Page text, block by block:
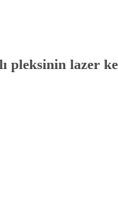
pleksinin lazer